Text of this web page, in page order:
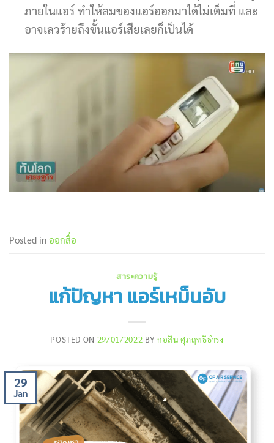
ภายในแอร์ ทำให้ลมของแอร์ออกมาได้ไม่เต็มที่ และ
อาจเลวร้ายถึงขั้นแอร์เสียเลยก็เป็นได้
Posted in ออกสื่อ
สาระความรู้
แก้ปัญหา แอร์เหม็นอับ
POSTED ON 29/01/2022 BYกอสิน ศุภฤทธิธำรง
29
Jan